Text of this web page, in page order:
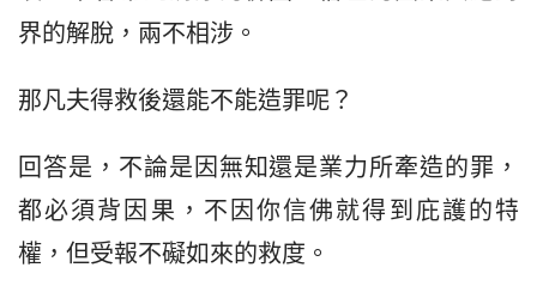
界的解脫，兩不相涉。
那凡夫得救後還能不能造罪呢？
回答是，不論是因無知還是業力所牽造的罪，
都必須背因果，不因你信佛就得到庇護的特
權，但受報不礙如來的救度。